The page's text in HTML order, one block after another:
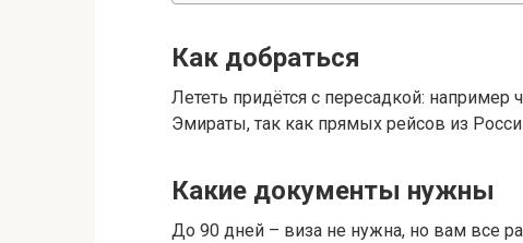
Как добраться
Лететь придётся с пересадкой:
Эмираты, так как прямых рейсов из
Какие документы нужны
До 90 дней – виза не нужна, но вам все